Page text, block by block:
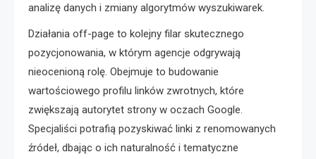
analizę danych i zmiany algorytmów wyszukiwarek.
Działania off-page to kolejny filar skutecznego
pozycjonowania, w którym agencje odgrywają
nieocenioną rolę. Obejmuje to budowanie
wartościowego profilu linków zwrotnych, które
zwiększają autorytet strony w oczach Google.
Specjaliści potrafią pozyskiwać linki z renomowanych
źródeł, dbając o ich naturalność i tematyczne